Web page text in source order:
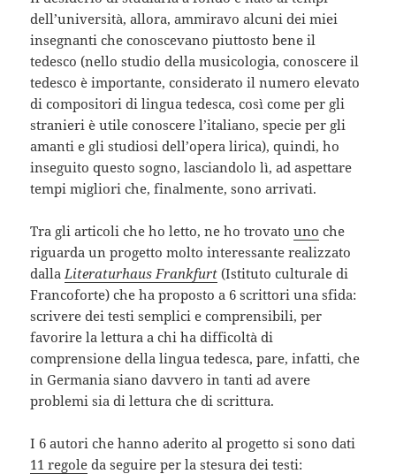
dell’università, allora, ammiravo alcuni dei miei
insegnanti che conoscevano piuttosto bene il
tedesco (nello studio della musicologia, conoscere il
tedesco è importante, considerato il numero elevato
di compositori di lingua tedesca, così come per gli
stranieri è utile conoscere l’italiano, specie per gli
amanti e gli studiosi dell’opera lirica), quindi, ho
inseguito questo sogno, lasciandolo lì, ad aspettare
tempi migliori che, finalmente, sono arrivati.
Tra gli articoli che ho letto, ne ho trovatouno che
riguarda un progetto molto interessante realizzato
dalla Literaturhaus Frankfurt (Istituto culturale di
Francoforte) che ha proposto a 6 scrittori una sfida:
scrivere dei testi semplici e comprensibili, per
favorire la lettura a chi ha difficoltà di
comprensione della lingua tedesca, pare, infatti, che
in Germania siano davvero in tanti ad avere
problemi sia di lettura che di scrittura.
I 6 autori che hanno aderito al progetto si sono dati
11 regole da seguire per la stesura dei testi: